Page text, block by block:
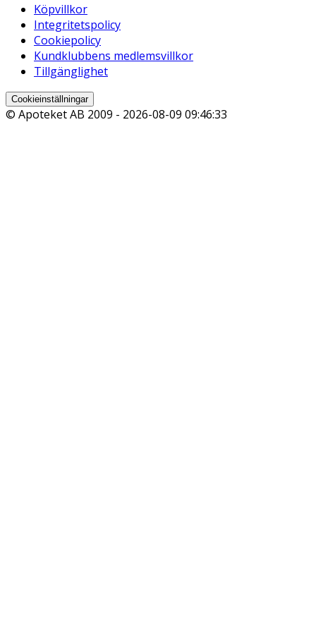
Köpvillkor
Integritetspolicy
Cookiepolicy
Kundklubbens medlemsvillkor
Tillgänglighet
Cookieinställningar
© Apoteket AB 2009 - 2026-08-09 09:46:33